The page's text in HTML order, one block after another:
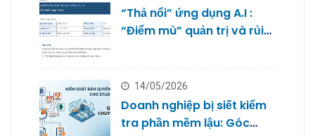
“Thả nổi” ứng dụng A.I :
“Điểm mù” quản trị và rủi
14/05/2026
Doanh nghiệp bị siết kiểm
tra phần mềm lậu: Góc